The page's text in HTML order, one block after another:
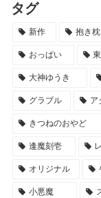
タグ
新作 抱き枕
おっぱい
大神ゆうき
グラブル ア
きつねのおやど
逢魔刻壱
オリジナル
小悪魔